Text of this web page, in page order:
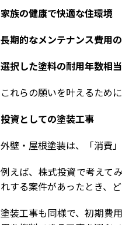
家族の健康で快適な住環境
長期的なメンテナンス費用
選択した塗料の耐用年数相
これらの願いを叶えるため
投資としての塗装工事
外壁・屋根塗装は、「消費
例えば、株式投資で考えてみ
れする案件があったとき、
塗装工事も同様で、初期費